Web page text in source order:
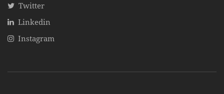
Twitter
Linkedin
Instagram